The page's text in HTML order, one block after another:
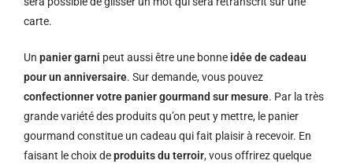
carte.
Un panier garni peut aussi être une bonne idée de cadeau
pour un anniversaire. Sur demande, vous pouvez
confectionner votre panier gourmand sur mesure. Par la très
grande variété des produits qu’on peut y mettre, le panier
gourmand constitue un cadeau qui fait plaisir à recevoir. En
faisant le choix deproduits du terroir, vous offrirez quelque